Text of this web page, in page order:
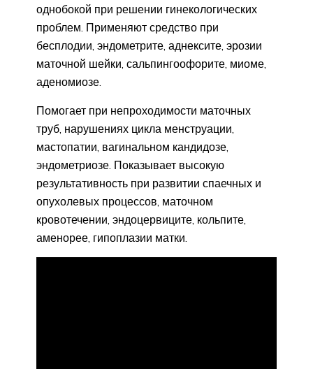
однобокой при решении гинекологических
проблем. Применяют средство при
бесплодии, эндометрите, аднексите, эрозии
маточной шейки, сальпингоофорите, миоме,
аденомиозе.
Помогает при непроходимости маточных
труб, нарушениях цикла менструации,
мастопатии, вагинальном кандидозе,
эндометриозе. Показывает высокую
результативность при развитии спаечных и
опухолевых процессов, маточном
кровотечении, эндоцервиците, кольпите,
аменорее, гипоплазии матки.